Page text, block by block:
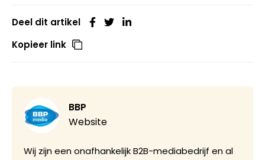
Deel dit artikel
Kopieer link
BBP
Website
Wij zijn een onafhankelijk B2B-mediabedrijf en al